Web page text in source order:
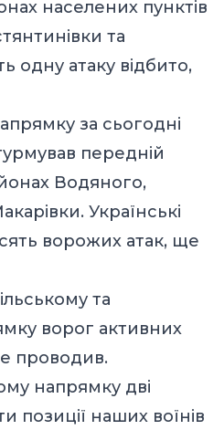
населених пунктів
та
одну атаку відбито,
за сьогодні
передній
Водяного,
Українські
ворожих атак, ще
та
ворог активних
проводив.
напрямку дві
позиції наших воїнів